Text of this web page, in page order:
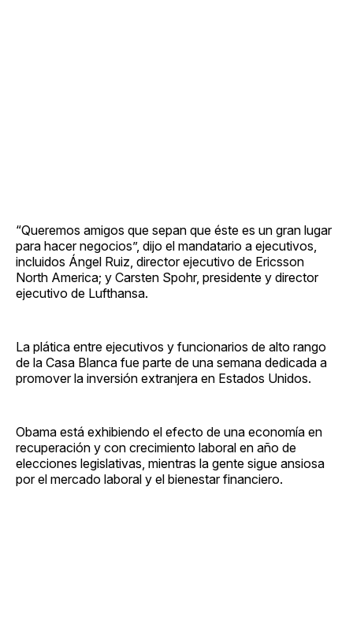
“Queremos amigos que sepan que éste es un gran lugar
para hacer negocios”, dijo el mandatario a ejecutivos,
incluidos Ángel Ruiz, director ejecutivo de Ericsson
North America; y Carsten Spohr, presidente y director
ejecutivo de Lufthansa.
La plática entre ejecutivos y funcionarios de alto rango
de la Casa Blanca fue parte de una semana dedicada a
promover la inversión extranjera en Estados Unidos.
Obama está exhibiendo el efecto de una economía en
recuperación y con crecimiento laboral en año de
elecciones legislativas, mientras la gente sigue ansiosa
por el mercado laboral y el bienestar financiero.